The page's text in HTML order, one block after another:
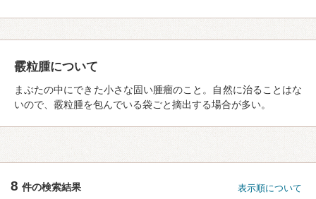
霰粒腫について
まぶたの中にできた小さな固い腫瘤のこと。自然に治ることはな
いので、霰粒腫を包んでいる袋ごと摘出する場合が多い。
8 件の検索結果 表示順について